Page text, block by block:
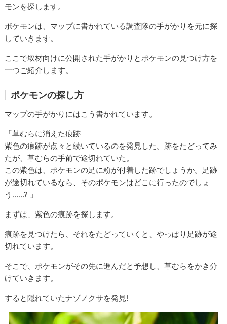
モンを探します。
ポケモンは、マップに書かれている調査隊の手がかりを元に探
していきます。
ここで取材向けに公開された手がかりとポケモンの見つけ方を
一つご紹介します。
ポケモンの探し方
マップの手がかりにはこう書かれています。
「草むらに消えた痕跡
紫色の痕跡が点々と続いているのを発見した。跡をたどってみ
たが、草むらの手前で途切れていた。
この紫色は、ポケモンの足に粉が付着した跡でしょうか。足跡
が途切れているなら、そのポケモンはどこに行ったのでしょ
う……? 」
まずは、紫色の痕跡を探します。
痕跡を見つけたら、それをたどっていくと、やっぱり足跡が途
切れています。
そこで、ポケモンがその先に進んだと予想し、草むらをかき分
けていきます。
すると隠れていたナゾノクサを発見!